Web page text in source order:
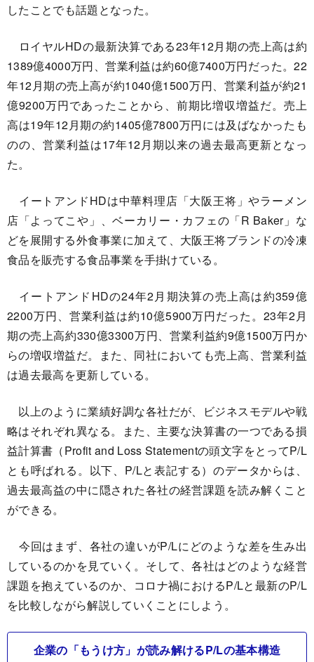
したことでも話題となった。
ロイヤルHDの最新決算である23年12月期の売上高は約
1389億4000万円、営業利益は約60億7400万円だった。22
年12月期の売上高が約1040億1500万円、営業利益が約21
億9200万円であったことから、前期比増収増益だ。売上
高は19年12月期の約1405億7800万円には及ばなかったも
のの、営業利益は17年12月期以来の過去最高更新となっ
た。
イートアンドHDは中華料理店「大阪王将」やラーメン
店「よってこや」、ベーカリー・カフェの「R Baker」な
どを展開する外食事業に加えて、大阪王将ブランドの冷凍
食品を販売する食品事業を手掛けている。
イートアンドHDの24年2月期決算の売上高は約359億
2200万円、営業利益は約10億5900万円だった。23年2月
期の売上高約330億3300万円、営業利益約9億1500万円か
らの増収増益だ。また、同社においても売上高、営業利益
は過去最高を更新している。
以上のように業績好調な各社だが、ビジネスモデルや戦
略はそれぞれ異なる。また、主要な決算書の一つである損
益計算書（Profit and Loss Statementの頭文字をとってP/L
とも呼ばれる。以下、P/Lと表記する）のデータからは、
過去最高益の中に隠された各社の経営課題を読み解くこと
ができる。
今回はまず、各社の違いがP/Lにどのような差を生み出
しているのかを見ていく。そして、各社はどのような経営
課題を抱えているのか、コロナ禍におけるP/Lと最新のP/L
を比較しながら解説していくことにしよう。
企業の「もうけ方」が読み解けるP/Lの基本構造